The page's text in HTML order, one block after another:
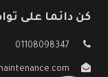
كن دائما على
01108098347